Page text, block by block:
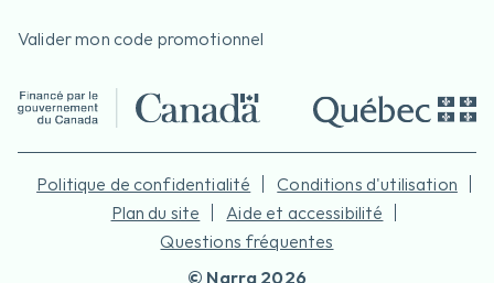
Valider mon code promotionnel
Politique de confidentialité
Conditions d'utilisation
Plan du site
Aide et accessibilité
Questions fréquentes
© Narra 2026